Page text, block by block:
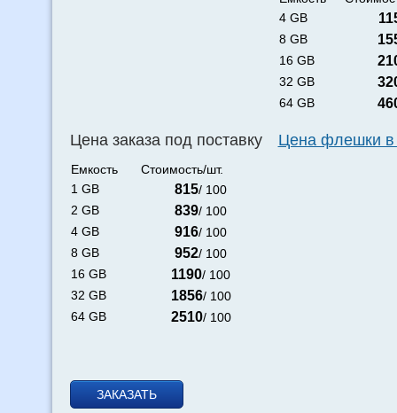
Цена заказа под поставку
Емкость
Стоимость/шт.
1 GB
815/ 100
2 GB
839/ 100
4 GB
916/ 100
8 GB
952/ 100
16 GB
1190/ 100
32 GB
1856/ 100
64 GB
2510/ 100
4 GB
8 GB
16 GB
32 GB
64 GB
Цена флешки в
ЗАКАЗАТЬ